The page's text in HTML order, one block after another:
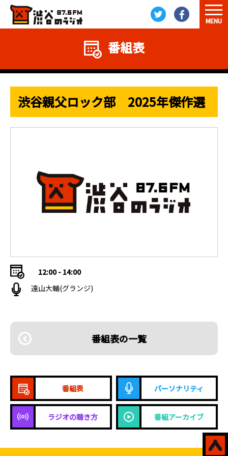
MENU
番組表
渋谷親父ロック部 2025年傑作選
12:00 - 14:00
遠山大輔(グランジ)
番組表の一覧
番組表 パーソナリティ
ラジオの聴き方 番組アーカイブ